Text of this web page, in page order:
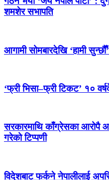
शमशेर सभापति
आगामी सोमबारदेखि ‘हामी
‘फ्री भिसा–फ्री टिकट’ १०
सरकारमाथि काँग्रेसका आरोपै
गरेको टिप्पणी
विदेशबाट फर्कने नेपालीलाई